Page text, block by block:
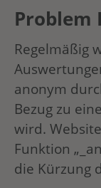
Problem
Regelmäßig
anonym
Bezug zu
wird.
Funktion
die Kürzung